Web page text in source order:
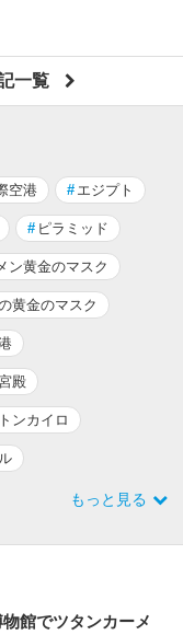
一覧
空港 # エジプト
# ピラミッド
ン黄金のマスク
黄金のマスク
殿
ンカイロ
もっと見る
館でツタンカーメ